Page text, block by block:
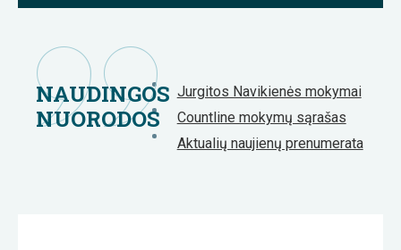
NAUDINGOS
NUORODOS
Jurgitos Navikienės mokymai
Countline mokymų sąrašas
Aktualių naujienų prenumerata